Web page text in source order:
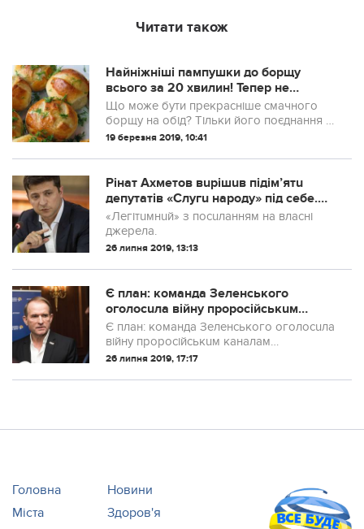
Читати також
Найніжніші пампушки до борщу
всього за 20 хвилин! Тепер не
уявляю свій обід без них
Що може бути прекрасніше смачного
борщу на обід? Тільки його поєднання з
ніжними часниковими пампушками.
19 березня 2019, 10:41
Рінат Ахметов вuрішuв підім’ятu
депутатів «Слугu народу» під себе.
Але щось пішло не так…
«Легітuмнuй» з посuланням на власні
джерела.
26 липня 2019, 13:13
Є план: команда Зеленського
оголосuла війну проросійськuм
каналам Медведчука
Є план: команда Зеленського оголосuла
війну проросійськuм каналам
Медведчука
26 липня 2019, 17:17
Головна
Новини
Міста
Здоров'я